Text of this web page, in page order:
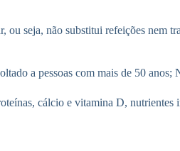
seja, não substitui refeições nem
a pessoas com mais de 50
cálcio e vitamina D, nutrientes